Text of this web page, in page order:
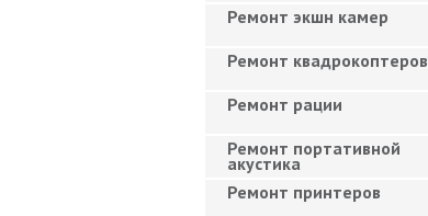
Ремонт экшн камер
Ремонт квадрокоптеров
Ремонт рации
Ремонт портативной
акустика
Ремонт принтеров